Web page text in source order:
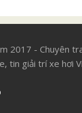
2017 - Chuyên
tin giải trí xe hơi